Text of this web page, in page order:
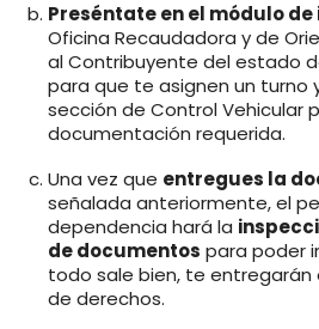
Preséntate en el módulo
Oficina Recaudadora y de
al Contribuyente del estado
para que te asignen un turno
sección de Control Vehicular
documentación requerida.
Una vez que entregues la
señalada anteriormente, el
dependencia hará la
de documentos para poder
todo sale bien, te
de derechos.